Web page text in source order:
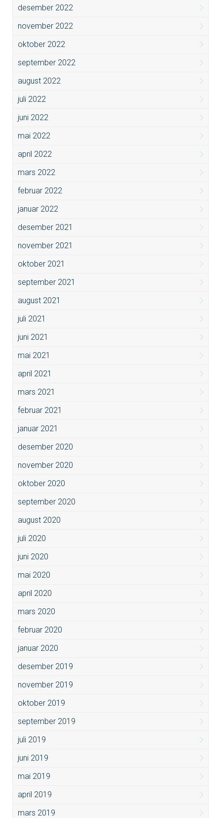
desember 2022
november 2022
oktober 2022
september 2022
august 2022
juli 2022
juni 2022
mai 2022
april 2022
mars 2022
februar 2022
januar 2022
desember 2021
november 2021
oktober 2021
september 2021
august 2021
juli 2021
juni 2021
mai 2021
april 2021
mars 2021
februar 2021
januar 2021
desember 2020
november 2020
oktober 2020
september 2020
august 2020
juli 2020
juni 2020
mai 2020
april 2020
mars 2020
februar 2020
januar 2020
desember 2019
november 2019
oktober 2019
september 2019
juli 2019
juni 2019
mai 2019
april 2019
mars 2019